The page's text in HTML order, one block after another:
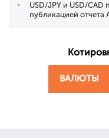
USD/JPY и USD/
публикацией отчета
ВАЛЮТЫ